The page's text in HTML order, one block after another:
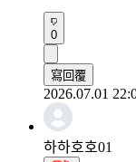
0
寫回覆
2026.07.01
하하호호01